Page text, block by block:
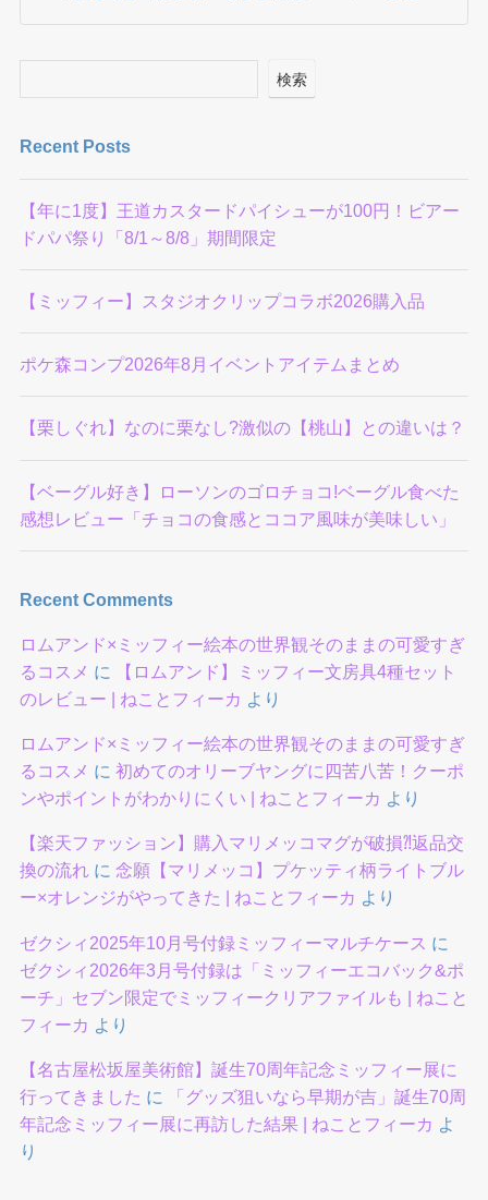
検索
Recent Posts
【年に1度】王道カスタードパイシューが100円！ビアー
ドパパ祭り「8/1～8/8」期間限定
【ミッフィー】スタジオクリップコラボ2026購入品
ポケ森コンプ2026年8月イベントアイテムまとめ
【栗しぐれ】なのに栗なし?激似の【桃山】との違いは？
【ベーグル好き】ローソンのゴロチョコ!ベーグル食べた
感想レビュー「チョコの食感とココア風味が美味しい」
Recent Comments
ロムアンド×ミッフィー絵本の世界観そのままの可愛すぎ
るコスメ に
【ロムアンド】ミッフィー文房具4種セット
のレビュー | ねことフィーカ より
ロムアンド×ミッフィー絵本の世界観そのままの可愛すぎ
るコスメ に 初めてのオリーブヤングに四苦八苦！クーポ
ンやポイントがわかりにくい | ねことフィーカ より
【楽天ファッション】購入マリメッコマグが破損⁈返品交
換の流れに 念願【マリメッコ】プケッティ柄ライトブル
ー×オレンジがやってきた | ねことフィーカ より
ゼクシィ2025年10月号付録ミッフィーマルチケース に
ゼクシィ2026年3月号付録は「ミッフィーエコバック&ポ
ーチ」セブン限定でミッフィークリアファイルも | ねこと
フィーカ より
【名古屋松坂屋美術館】誕生70周年記念ミッフィー展に
行ってきました に
「グッズ狙いなら早期が吉」誕生70周
年記念ミッフィー展に再訪した結果 | ねことフィーカ よ
り